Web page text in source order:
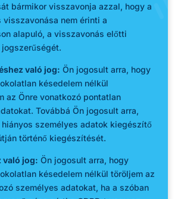
bármikor visszavonja azzal, hogy a
visszavonása nem érinti a
alapuló, a visszavonás előtti
való jog: Ön jogosult arra, hogy
késedelem nélkül
az Önre vonatkozó pontatlan
Továbbá Ön jogosult arra,
hiányos személyes adatok kiegészítő
történő kiegészítését.
való jog: Ön jogosult arra, hogy
késedelem nélkül töröljem az
személyes adatokat, ha a szóban